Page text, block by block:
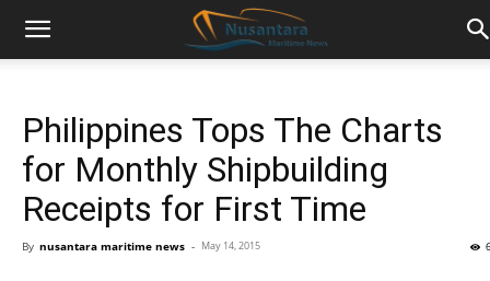
Philippines Tops The Charts
for Monthly Shipbuilding
Receipts for First Time
By nusantara maritime news - May 14, 2015